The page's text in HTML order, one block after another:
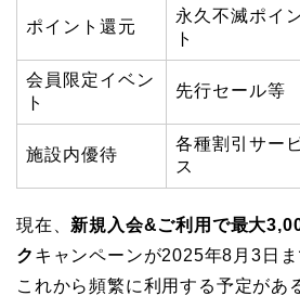
ポイント還元
永久不滅ポイ
ト
会員限定イベン
ト
先行セール等
施設内優待
各種割引サー
ス
現在、 新規入会&ご利用で最大
ク キャンペーンが2025年8月3日ま
これから頻繁に利用する予定があ